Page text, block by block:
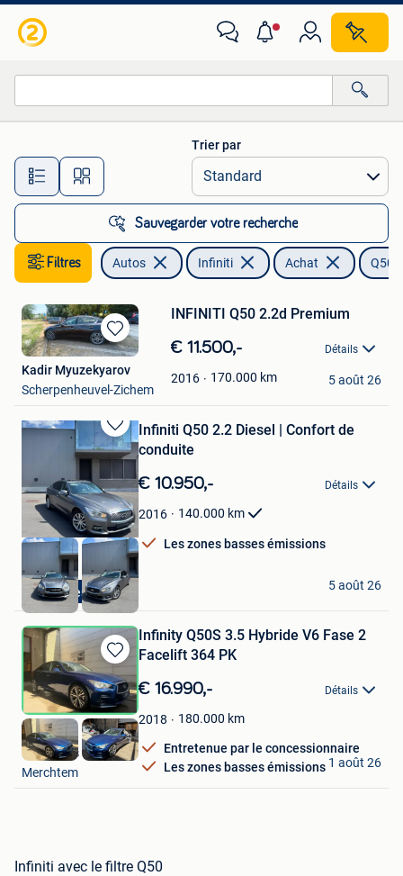
Toutes les distances…
Trier par
Sauvegarder votre recherche
Filtres Autos Infiniti Achat Q50
Sauvegarder
dans
Mes
Favoris
INFINITI Q50 2.2d Premium
€ 11.500,- Détails
2016 170.000 km
Kadir Myuzekyarov
Scherpenheuvel-Zichem
5 août 26
Sauvegarder
dans
Favoris
Diesel
Infiniti Q50 2.2 Diesel | Confort de
conduite
€ 10.950,- Détails
2016 140.000 km
Les zones basses émissions
RFCARS
Ledegem
5 août 26
Sauvegarder
dans
Mes
Favoris
Infinity Q50S 3.5 Hybride V6 Fase 2
Facelift 364 PK
€ 16.990,- Détails
2018 180.000 km
Entretenue par le concessionnaire
Les zones basses émissions
Ben's Cars BV
Merchtem
1 août 26
Infiniti avec le filtre Q50